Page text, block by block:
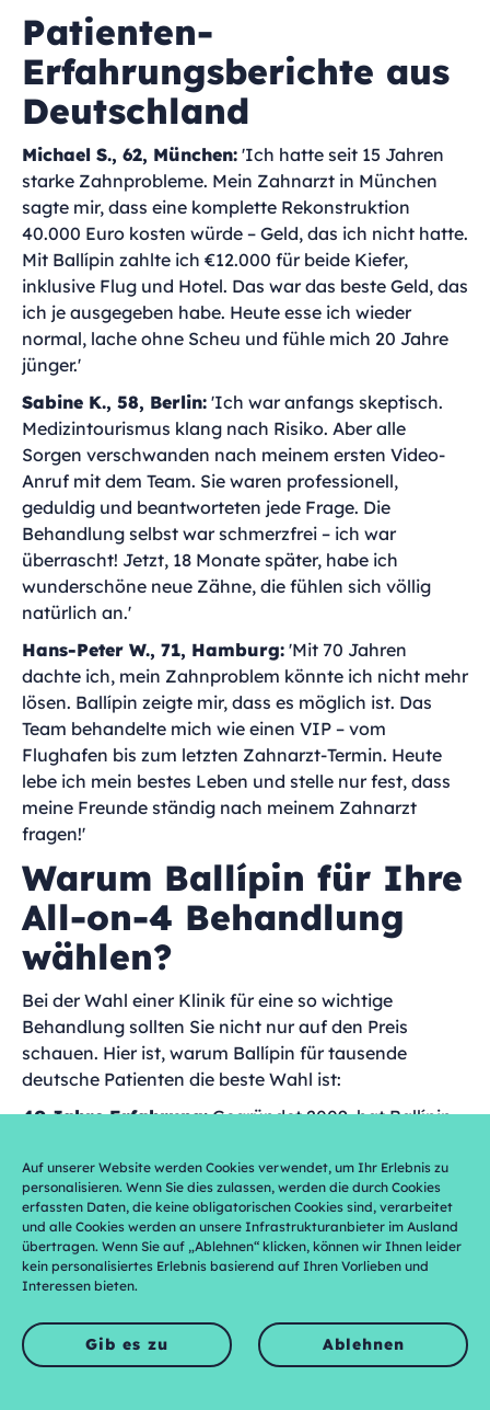
Patienten-
Erfahrungsberichte aus
Deutschland
Michael S., 62, München: 'Ich hatte seit 15 Jahren
starke Zahnprobleme. Mein Zahnarzt in München
sagte mir, dass eine komplette Rekonstruktion
40.000 Euro kosten würde – Geld, das ich nicht hatte.
Mit Ballípin zahlte ich €12.000 für beide Kiefer,
inklusive Flug und Hotel. Das war das beste Geld, das
ich je ausgegeben habe. Heute esse ich wieder
normal, lache ohne Scheu und fühle mich 20 Jahre
jünger.'
Sabine K., 58, Berlin: 'Ich war anfangs skeptisch.
Medizintourismus klang nach Risiko. Aber alle
Sorgen verschwanden nach meinem ersten Video-
Anruf mit dem Team. Sie waren professionell,
geduldig und beantworteten jede Frage. Die
Behandlung selbst war schmerzfrei – ich war
überrascht! Jetzt, 18 Monate später, habe ich
wunderschöne neue Zähne, die fühlen sich völlig
natürlich an.'
Hans-Peter W., 71, Hamburg: 'Mit 70 Jahren
dachte ich, mein Zahnproblem könnte ich nicht mehr
lösen. Ballípin zeigte mir, dass es möglich ist. Das
Team behandelte mich wie einen VIP – vom
Flughafen bis zum letzten Zahnarzt-Termin. Heute
lebe ich mein bestes Leben und stelle nur fest, dass
meine Freunde ständig nach meinem Zahnarzt
fragen!'
Warum Ballípin für Ihre
All-on-4 Behandlung
wählen?
Bei der Wahl einer Klinik für eine so wichtige
Behandlung sollten Sie nicht nur auf den Preis
schauen. Hier ist, warum Ballípin für tausende
deutsche Patienten die beste Wahl ist:
40 Jahre Erfahrung:Gegründet 2009, hat Ballípin
Klinik, nicht eine Allgemeinklinik, die auch
Implantate macht.
8.000+ erfolgreiche All-on-4 Behandlungen:Das
ist nicht theoretisches Wissen – das ist gelebte
Erfahrung mit realen Patienten.
Deutsche Sprachkompetenz:Unser Team spricht
nicht nur Deutsch – sie verstehen deutsche
Auf unserer Website werden Cookies verwendet, um Ihr Erlebnis zu
personalisieren. Wenn Sie dies zulassen, werden die durch Cookies
erfassten Daten, die keine obligatorischen Cookies sind, verarbeitet
und alle Cookies werden an unsere Infrastrukturanbieter im Ausland
übertragen. Wenn Sie auf „Ablehnen“ klicken, können wir Ihnen leider
kein personalisiertes Erlebnis basierend auf Ihren Vorlieben und
Interessen bieten.
Gib es zu Ablehnen